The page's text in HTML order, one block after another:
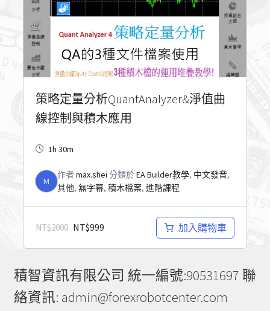
線上課程
學習歷程
策略定量分析QuantAnalyzer&淨值曲
線控制與積木應用
1h 30m
M
作者max.shei 分類於EA Builder教學, 中文發音,
其他, 無字幕, 積木檔案, 進階課程
NT$2000 NT$999 加入購物車
積智資訊有限公司 統一編號:90531697 聯
絡資訊: admin@forexrobotcenter.com